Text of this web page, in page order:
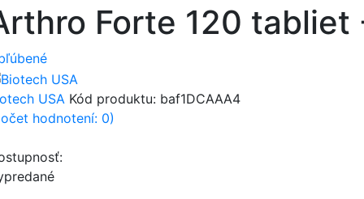
Forte 120 tabliet
USA Kód produktu: baf1DCAAA4
hodnotení: 0)